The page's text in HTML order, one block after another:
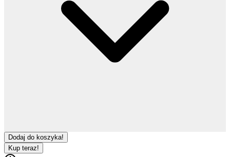
Dodaj do koszyka!
Kup teraz!